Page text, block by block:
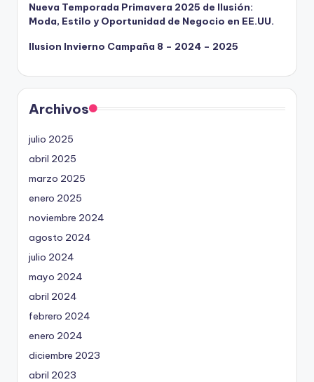
Nueva Temporada Primavera 2025 de Ilusión:
Moda, Estilo y Oportunidad de Negocio en EE.UU.
Ilusion Invierno Campaña 8 – 2024 – 2025
Archivos
julio 2025
abril 2025
marzo 2025
enero 2025
noviembre 2024
agosto 2024
julio 2024
mayo 2024
abril 2024
febrero 2024
enero 2024
diciembre 2023
abril 2023